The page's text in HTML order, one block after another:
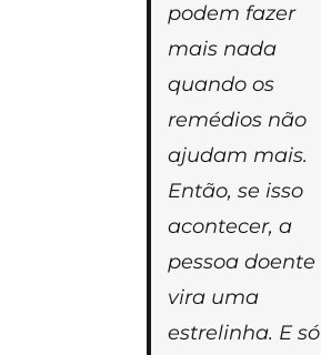
podem fazer
mais nada
quando os
remédios não
ajudam mais.
Então, se isso
acontecer, a
pessoa doente
vira uma
estrelinha. E só